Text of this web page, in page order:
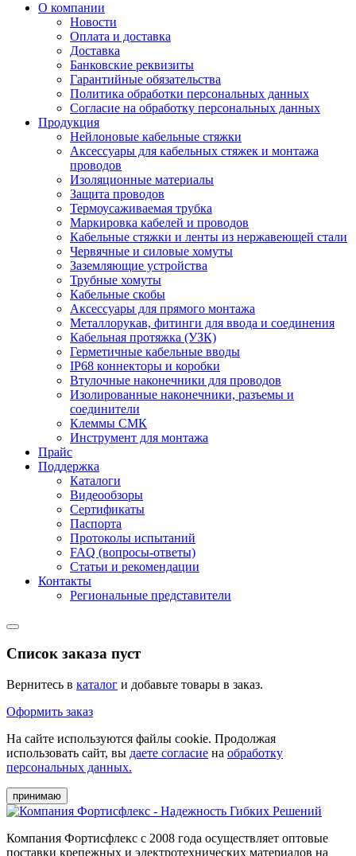
О компании
Новости
Оплата и доставка
Доставка
Банковские реквизиты
Гарантийные обязательства
Политика обработки персональных данных
Согласие на обработку персональных данных
Продукция
Нейлоновые кабельные стяжки
Аксессуары для кабельных стяжек и монтажа
проводов
Изоляционные материалы
Защита проводов
Термоусаживаемая трубка
Маркировка кабелей и проводов
Кабельные стяжки и ленты из нержавеющей стали
Червячные и силовые хомуты
Заземляющие устройства
Трубные хомуты
Кабельные скобы
Аксессуары для прямого монтажа
Металлорукав, фитинги для ввода и соединения
Кабельная протяжка (УЗК)
Герметичные кабельные вводы
IP68 коннекторы и коробки
Втулочные наконечники для проводов
Изолированные наконечники, разъемы и
соединители
Клеммы СМК
Инструмент для монтажа
Прайс
Поддержка
Каталоги
Видеообзоры
Сертификаты
Паспорта
Протоколы испытаний
FAQ (вопросы-ответы)
Статьи и рекомендации
Контакты
Региональные представители
Список заказа пуст
Вернитесь в каталог и добавьте товары в заказ.
Оформить заказ
На сайте используются файлы cookie. Продолжая
использовать сайт, вы даете согласие на обработку
персональных данных.
принимаю
Компания Фортисфлекс с 2008 года осуществляет оптовые
поставки крепежных и электротехнических материалов на